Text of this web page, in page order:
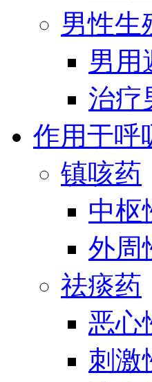
男性生
男用
治疗
作用于呼
镇咳药
中枢
外周
祛痰药
恶心
刺激